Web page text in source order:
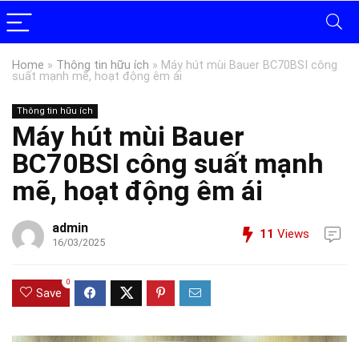
Home » Thông tin hữu ích » Máy hút mùi Bauer BC70BSI công
suất mạnh mẽ, hoạt động êm ái
Thông tin hữu ích
Máy hút mùi Bauer
BC70BSI công suất mạnh
mẽ, hoạt động êm ái
admin
16/03/2025
11 Views
Save
0